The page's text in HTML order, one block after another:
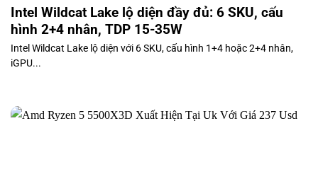
Intel Wildcat Lake lộ diện đầy đủ: 6 SKU, cấu
hình 2+4 nhân, TDP 15-35W
Intel Wildcat Lake lộ diện với 6 SKU, cấu hình 1+4 hoặc 2+4 nhân,
iGPU...